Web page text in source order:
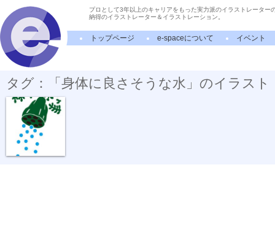
プロとして3年以上のキャリアをもった実力派のイラストレーター
納得のイラストレーター＆イラストレーション。
トップページ e-spaceについて イベント
タグ：「身体に良さそうな水」のイラスト
光合成シャワー